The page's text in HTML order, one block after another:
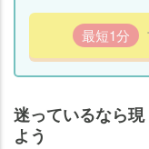
最短1分
迷っているなら
よう